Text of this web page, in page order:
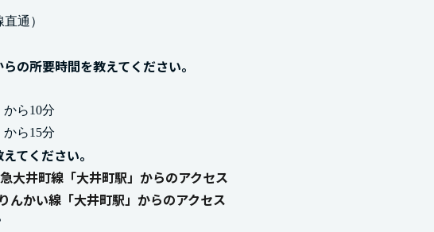
通）
の所要時間を教えてください。
から10分
から15分
てください。
大井町線「大井町駅」からのアクセス
んかい線「大井町駅」からのアクセス